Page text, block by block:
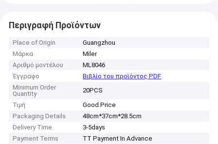
Περιγραφή Προϊόντων
Place of Origin
Guangzhou
Μάρκα
Miler
Αριθμό μοντέλου
ML8046
Έγγραφο
Βιβλίο του προϊόντος PDF
Minimum Order
Quantity
20PCS
Τιμή
Good Price
Packaging Details
48cm*37cm*28.5cm
Delivery Time
3-5days
Payment Terms
TT Payment In Advance